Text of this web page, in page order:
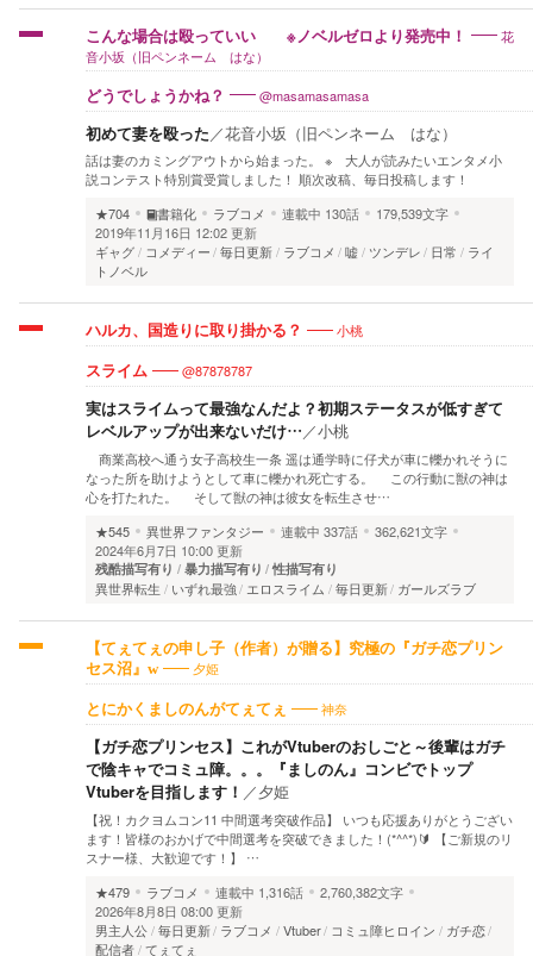
こんな場合は殴っていい ※ノベルゼロより発売中！
花
音小坂（旧ペンネーム はな）
どうでしょうかね？ @masamasamasa
初めて妻を殴った ／花音小坂（旧ペンネーム はな）
話は妻のカミングアウトから始まった。 ※ 大人が読みたいエンタメ小
説コンテスト特別賞受賞しました！ 順次改稿、毎日投稿します！
★704
書籍化 ラブコメ 連載中 130話
179,539文字
2019年11月16日 12:02 更新
ギャグ
コメディー 毎日更新 ラブコメ 嘘 ツンデレ 日常
ライ
トノベル
ハルカ、国造りに取り掛かる？ 小桃
スライム @87878787
実はスライムって最強なんだよ？初期ステータスが低すぎて
レベルアップが出来ないだけ…／小桃
商業高校へ通う女子高校生一条 遥は通学時に仔犬が車に轢かれそうに
なった所を助けようとして車に轢かれ死亡する。 この行動に獣の神は
心を打たれた。 そして獣の神は彼女を転生させ…
★545
異世界ファンタジー 連載中 337話
362,621文字
2024年6月7日 10:00 更新
残酷描写有り 暴力描写有り 性描写有り
異世界転生 いずれ最強 エロスライム 毎日更新 ガールズラブ
​​【てぇてぇの申し子（作者）が贈る】究極の『ガチ恋プリン
セス沼』w
夕姫
とにかくましのんがてぇてぇ 神奈
【ガチ恋プリンセス】これがVtuberのおしごと～後輩はガチ
で陰キャでコミュ障。。。『ましのん』コンビでトップ
Vtuberを目指します！ ／夕姫
​【祝！カクヨムコン11 中間選考突破作品】 いつも応援ありがとうござい
ます！皆様のおかげで中間選考を突破できました！(*^^*) ​🔰 【ご新規のリ
スナー様、大歓迎です！】 …
★479
ラブコメ 連載中 1,316話
2,760,382文字
2026年8月8日 08:00 更新
男主人公 毎日更新 ラブコメ Vtuber コミュ障ヒロイン
ガチ恋
配信者 てぇてぇ